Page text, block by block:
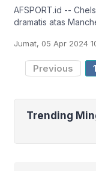
AFSPORT.id --
dramatis atas
berkat dua gol Cole
tambahan. Laga
Jumat, 05 Apr 2024
Previous 1
Trending